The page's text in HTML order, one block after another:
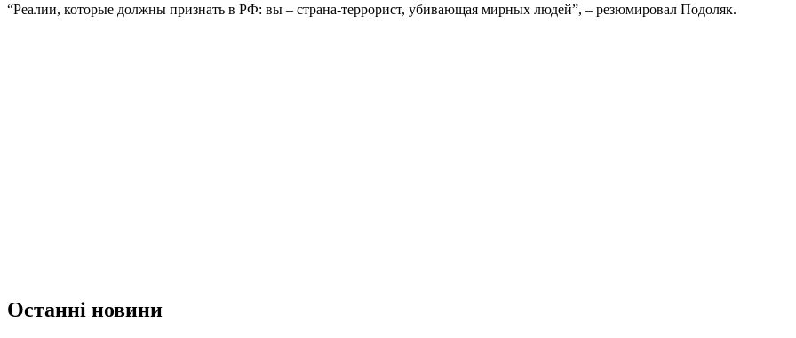
“Реалии, которые должны признать в РФ: вы – страна-террорист, убивающая мирных людей”, – резюмировал Подоляк.
Останні новини